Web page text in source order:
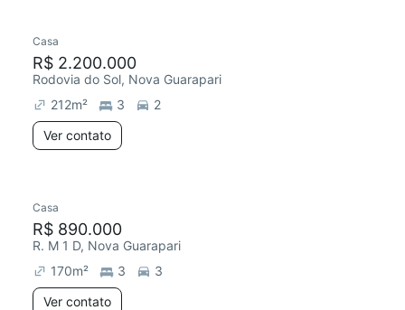
Casa
R$ 2.200.000
Rodovia do Sol, Nova Guarapari
212m² 3
2
Ver contato
Casa
R$ 890.000
R. M 1 D, Nova Guarapari
170m² 3
3
Ver contato